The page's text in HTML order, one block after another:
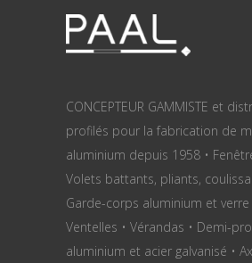
CONCEPTEUR GAMMISTE et
profilés pour la fabrication de
aluminium depuis 1958 •
Volets battants, pliants,
Garde-corps aluminium et verre
Ventelles • Vérandas • Demi-
aluminium et acier galvanisé •